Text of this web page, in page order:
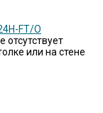
FT/O
или на стене